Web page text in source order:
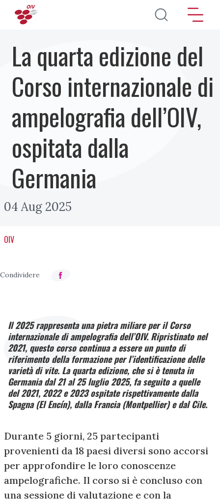
Salta al contenuto principale
La quarta edizione del
Corso internazionale di
ampelografia dell’OIV,
ospitata dalla
Germania
04 Aug 2025
OIV
Il 2025 rappresenta una pietra miliare per il Corso
internazionale di ampelografia dell’OIV. Ripristinato nel
2021, questo corso continua a essere un punto di
riferimento della formazione per l’identificazione delle
varietà di vite. La quarta edizione, che si è tenuta in
Germania dal 21 al 25 luglio 2025, fa seguito a quelle
del 2021, 2022 e 2023 ospitate rispettivamente dalla
Spagna (El Encín), dalla Francia (Montpellier) e dal Cile.
Durante 5 giorni, 25 partecipanti
provenienti da 18 paesi diversi sono accorsi
per approfondire le loro conoscenze
ampelografiche. Il corso si è concluso con
una sessione di valutazione e con la